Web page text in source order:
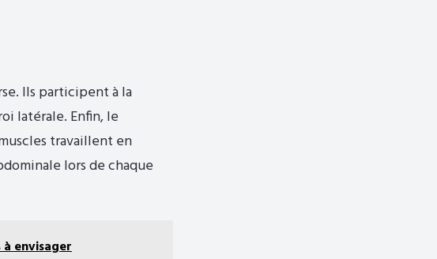
Ils participent à la
latérale. Enfin, le
travaillent en
lors de chaque
à envisager